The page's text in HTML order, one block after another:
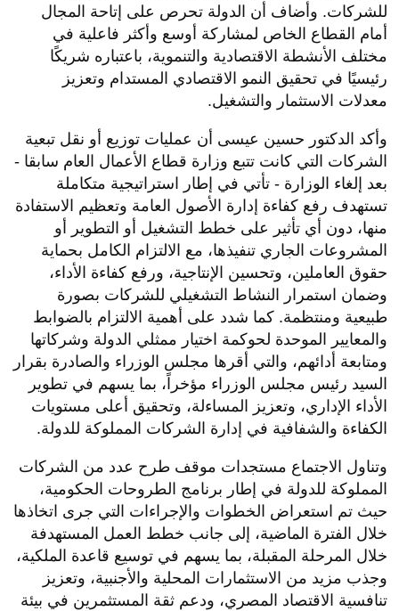
للشركات. وأضاف أن الدولة تحرص على إتاحة المجال
أمام القطاع الخاص لمشاركة أوسع وأكثر فاعلية في
مختلف الأنشطة الاقتصادية والتنموية، باعتباره شريكًا
رئيسيًا في تحقيق النمو الاقتصادي المستدام وتعزيز
معدلات الاستثمار والتشغيل.
وأكد الدكتور حسين عيسى أن عمليات توزيع أو نقل تبعية
الشركات التي كانت تتبع وزارة قطاع الأعمال العام سابقا -
بعد إلغاء الوزارة - تأتي في إطار استراتيجية متكاملة
تستهدف رفع كفاءة إدارة الأصول العامة وتعظيم الاستفادة
منها، دون أي تأثير على خطط التشغيل أو التطوير أو
المشروعات الجاري تنفيذها، مع الالتزام الكامل بحماية
حقوق العاملين، وتحسين الإنتاجية، ورفع كفاءة الأداء،
وضمان استمرار النشاط التشغيلي للشركات بصورة
طبيعية ومنتظمة. كما شدد على أهمية الالتزام بالضوابط
والمعايير الموحدة لحوكمة اختيار ممثلي الدولة وشركاتها
ومتابعة أدائهم، والتي أقرها مجلس الوزراء والصادرة بقرار
السيد رئيس مجلس الوزراء مؤخراً، بما يسهم في تطوير
الأداء الإداري، وتعزيز المساءلة، وتحقيق أعلى مستويات
الكفاءة والشفافية في إدارة الشركات المملوكة للدولة.
وتناول الاجتماع مستجدات موقف طرح عدد من الشركات
المملوكة للدولة في إطار برنامج الطروحات الحكومية،
حيث تم استعراض الخطوات والإجراءات التي جرى اتخاذها
خلال الفترة الماضية، إلى جانب خطط العمل المستهدفة
خلال المرحلة المقبلة، بما يسهم في توسيع قاعدة الملكية،
وجذب مزيد من الاستثمارات المحلية والأجنبية، وتعزيز
تنافسية الاقتصاد المصري، ودعم ثقة المستثمرين في بيئة